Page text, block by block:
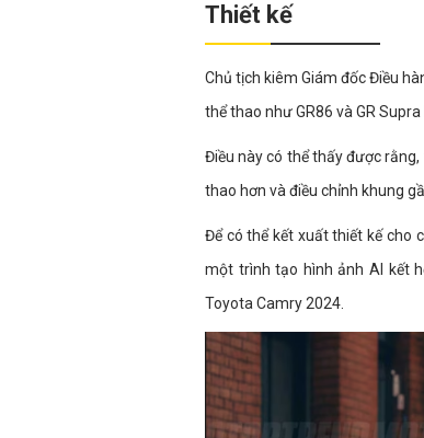
Thiết kế
Chủ tịch kiêm Giám đốc Điều
thể thao như GR86 và GR
Điều này có thể thấy được
thao hơn và điều chỉnh khung
Để có thể kết xuất thiết kế cho
một trình tạo hình ảnh AI kết
Toyota Camry 2024.